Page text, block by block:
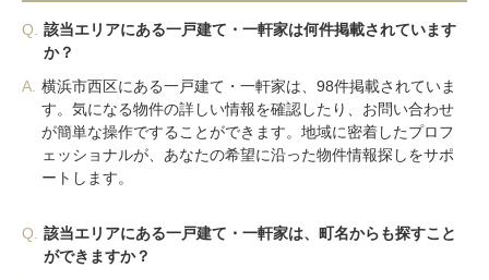
Q.
該当エリアにある一戸建て・一軒家は何件掲載されています
か？
A. 横浜市西区にある一戸建て・一軒家は、98件掲載されていま
す。気になる物件の詳しい情報を確認したり、お問い合わせ
が簡単な操作ですることができます。地域に密着したプロフ
ェッショナルが、あなたの希望に沿った物件情報探しをサポ
ートします。
Q.
該当エリアにある一戸建て・一軒家は、町名からも探すこと
ができますか？